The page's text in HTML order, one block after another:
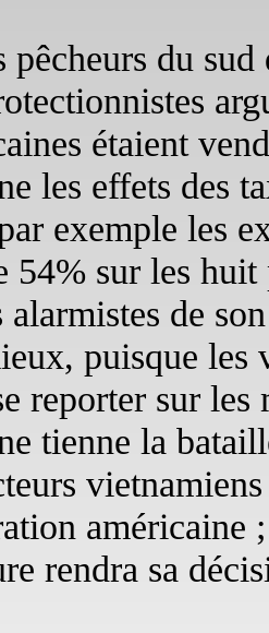
pêcheurs du
étaient
les effets des
exemple les
54% sur les huit
alarmistes de
puisque les
reporter sur les
tienne la
américaine
rendra sa